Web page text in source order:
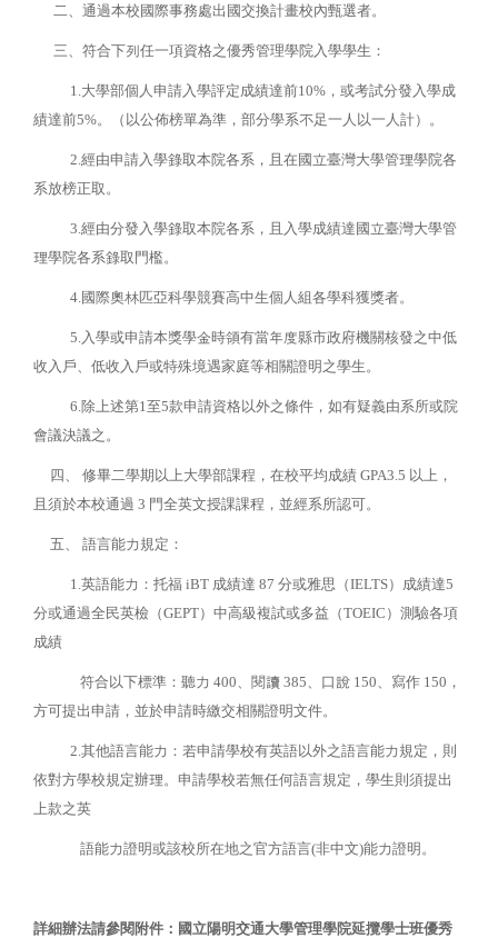
二、通過本校國際事務處出國交換計畫校內甄選者。
三、符合下列任一項資格之優秀管理學院入學學生：
1.大學部個人申請入學評定成績達前10%，或考試分發入學成
績達前5%。（以公佈榜單為準，部分學系不足一人以一人計）。
2.經由申請入學錄取本院各系，且在國立臺灣大學管理學院各
系放榜正取。
3.經由分發入學錄取本院各系，且入學成績達國立臺灣大學管
理學院各系錄取門檻。
4.國際奧林匹亞科學競賽高中生個人組各學科獲獎者。
5.入學或申請本獎學金時領有當年度縣市政府機關核發之中低
收入戶、低收入戶或特殊境遇家庭等相關證明之學生。
6.除上述第1至5款申請資格以外之條件，如有疑義由系所或院
會議決議之。
四、 修畢二學期以上大學部課程，在校平均成績 GPA3.5 以上，
且須於本校通過 3 門全英文授課課程，並經系所認可。
五、 語言能力規定：
1.英語能力：托福 iBT 成績達 87 分或雅思（IELTS）成績達5
分或通過全民英檢（GEPT）中高級複試或多益（TOEIC）測驗各項
成績
符合以下標準：聽力 400、閱讀 385、口說 150、寫作 150，
方可提出申請，並於申請時繳交相關證明文件。
2.其他語言能力：若申請學校有英語以外之語言能力規定，則
依對方學校規定辦理。申請學校若無任何語言規定，學生則須提出
上款之英
語能力證明或該校所在地之官方語言(非中文)能力證明。
詳細辦法請參閱附件：國立陽明交通大學管理學院延攬學士班優秀